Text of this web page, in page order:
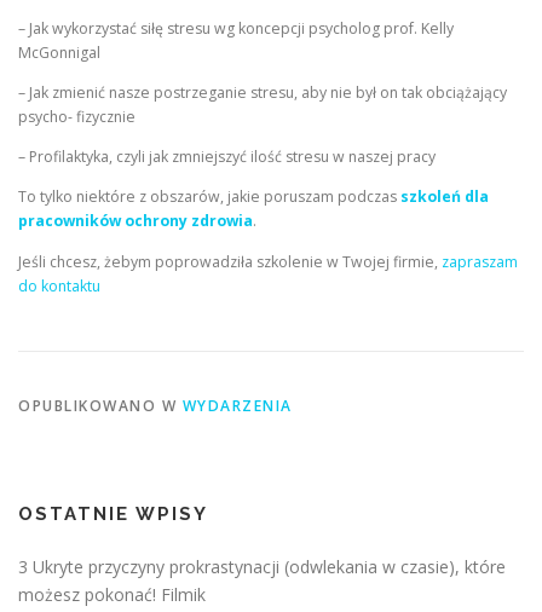
– Jak wykorzystać siłę stresu wg koncepcji psycholog prof. Kelly
McGonnigal
– Jak zmienić nasze postrzeganie stresu, aby nie był on tak obciążający
psycho- fizycznie
– Profilaktyka, czyli jak zmniejszyć ilość stresu w naszej pracy
To tylko niektóre z obszarów, jakie poruszam podczas szkoleń dla
pracowników ochrony zdrowia.
Jeśli chcesz, żebym poprowadziła szkolenie w Twojej firmie, zapraszam
do kontaktu
OPUBLIKOWANO W WYDARZENIA
OSTATNIE WPISY
3 Ukryte przyczyny prokrastynacji (odwlekania w czasie), które
możesz pokonać! Filmik